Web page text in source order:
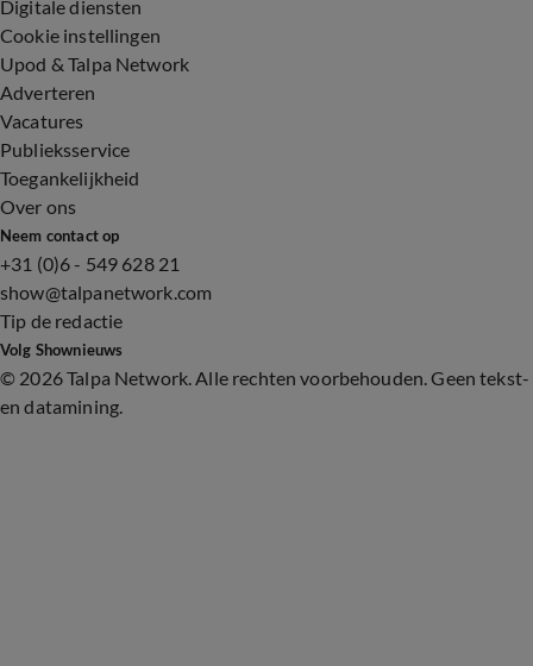
Digitale diensten
Cookie instellingen
Upod & Talpa Network
Adverteren
Vacatures
Publieksservice
Toegankelijkheid
Over ons
Neem contact op
+31 (0)6 - 549 628 21
show@talpanetwork.com
Tip de redactie
Volg Shownieuws
© 2026 Talpa Network. Alle rechten voorbehouden. Geen tekst-
en datamining.